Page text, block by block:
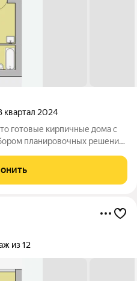
квартал 2024
планировочных решений.
из 12